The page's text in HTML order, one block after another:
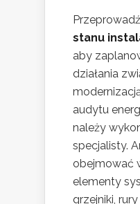
Przeprowadź
stanu
aby
działania
audytu
należy
specjalisty.
obejmować
elementy
grzejniki,